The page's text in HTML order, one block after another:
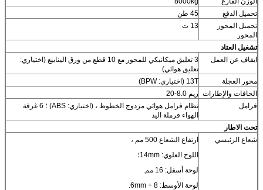
تحميل الدفع
45 طن
تحميل المحور
المحور
13 ت
تشغيل العتاد
ايقاف عن العمل
3 تعليق ميكانيكي للمحور مع 10 قطع من ورق الينابيع (اختياري:
تعليق هوائي)
محور العجلة
13T (اختياري: BPW)
الحافات والإطارات ريم 8.0-20
فرامل
نظام فرامل هوائي مزدوج الخطوط ، (اختياري: ABS) ؛ 6 غرفة
الهواء فرملة اليد
تحت الاطار
شعاع الرئيسي
ارتفاع الشعاع 500 مم ،
اللوح العلوي: 14mm؛
لوحة أسفل: 16 مم.
لوحة الأوسط: 8 + 6mm.